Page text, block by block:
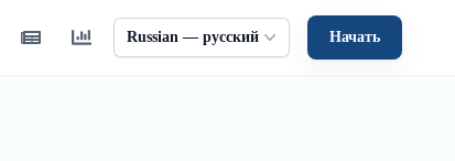
Russian — русский Начать